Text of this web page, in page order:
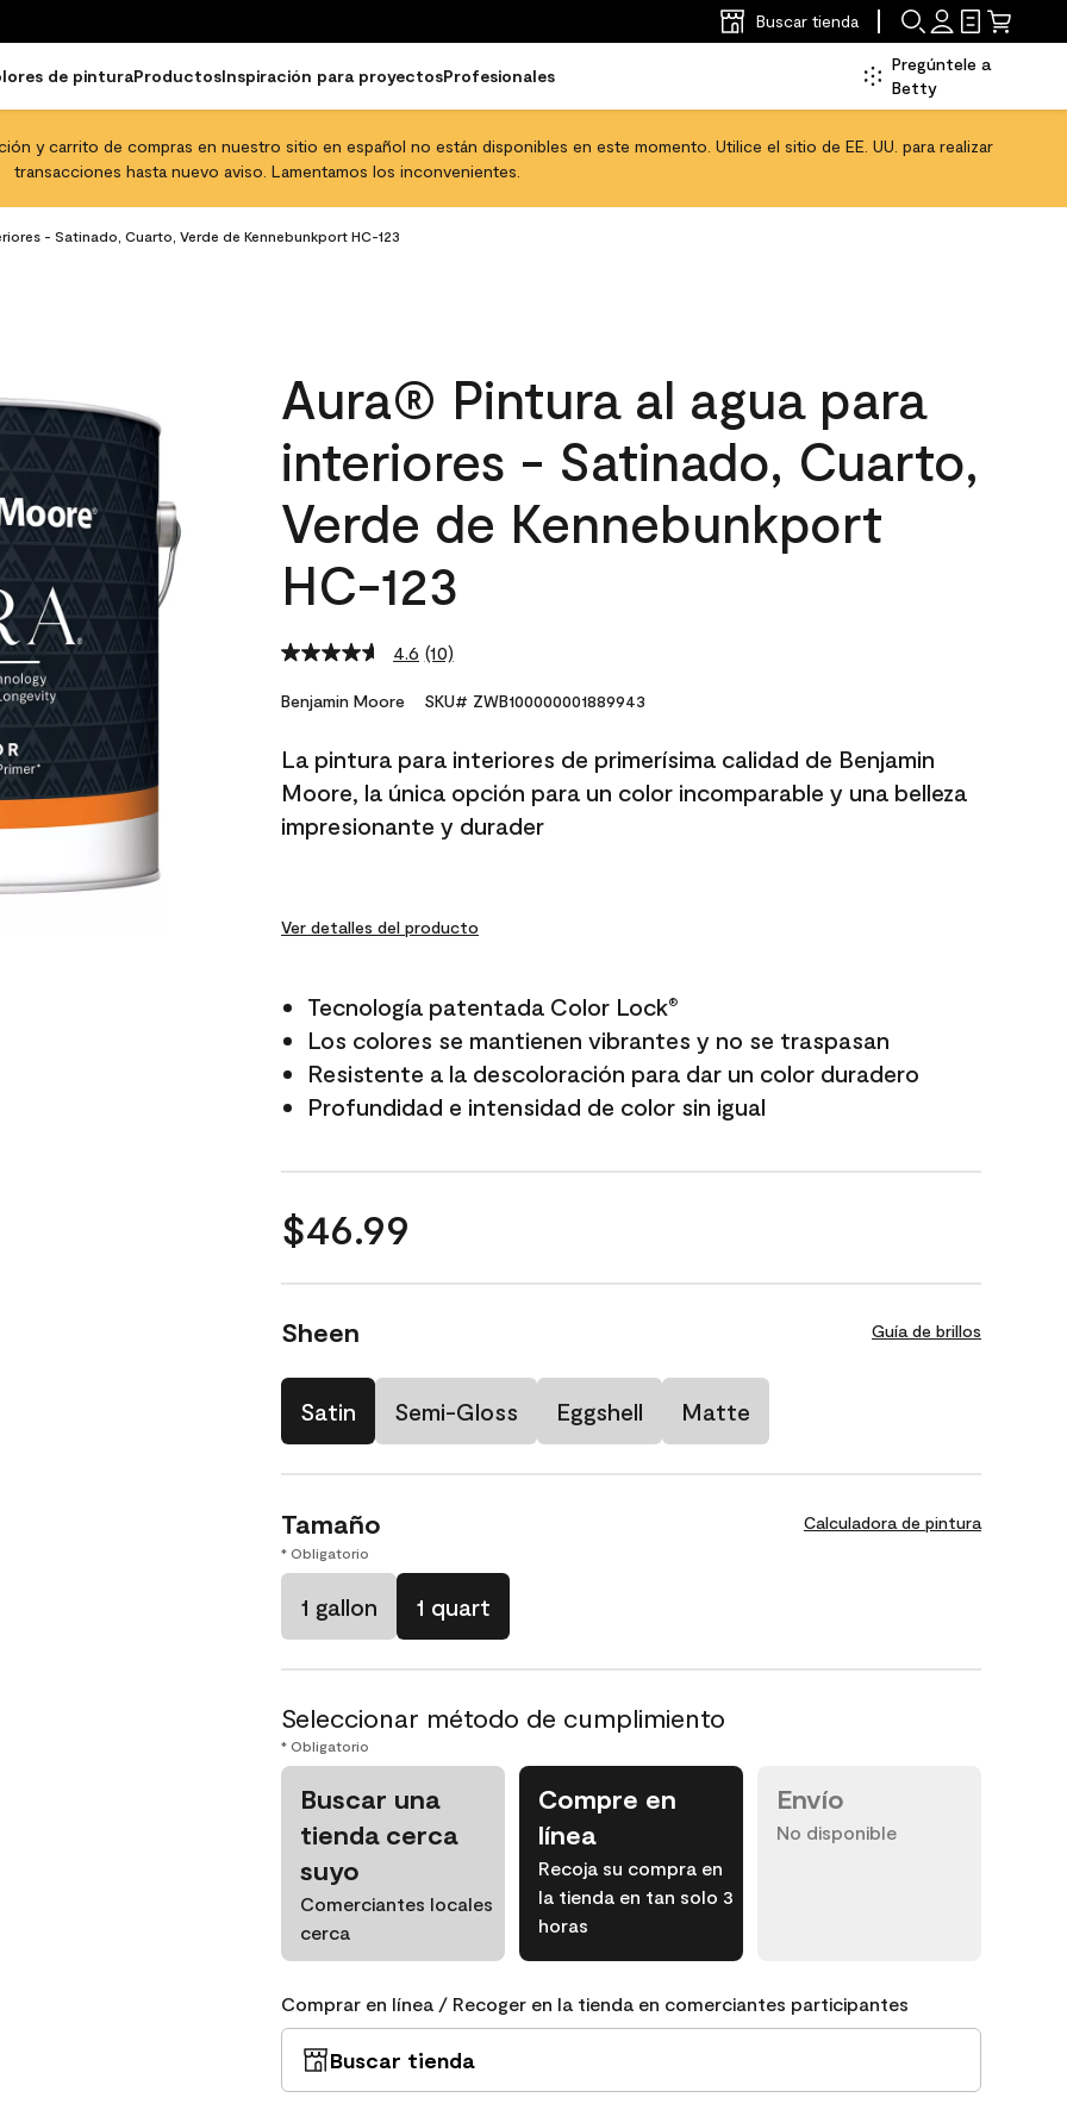
Buscar tienda
de pinturaProductosInspiración para proyectosProfesionales
Pregúntele a
Betty
y carrito de compras en nuestro sitio en español no están disponibles en este momento. Utilice el sitio de EE. UU. para realizar
transacciones hasta nuevo aviso. Lamentamos los inconvenientes.
- Satinado, Cuarto, Verde de Kennebunkport HC-123
Aura® Pintura al agua para
interiores - Satinado, Cuarto,
Verde de Kennebunkport
HC-123
4.6 Read
Reviews.
link.
(10)
Benjamin Moore SKU# ZWB100000001889943
La pintura para interiores de primerísima calidad de Benjamin
Moore, la única opción para un color incomparable y una belleza
impresionante y durader
Ver detalles del producto
Tecnología patentada Color Lock®
Los colores se mantienen vibrantes y no se traspasan
Resistente a la descoloración para dar un color duradero
Profundidad e intensidad de color sin igual
$46.99
Sheen Guía de brillos
Satin Semi-Gloss Eggshell Matte
Tamaño Calculadora de pintura
* Obligatorio
1 gallon 1 quart
Seleccionar método de cumplimiento
* Obligatorio
Buscar una
tienda cerca
suyo
Comerciantes locales
cerca
Compre en
línea
Recoja su compra en
la tienda en tan solo 3
horas
Envío
No disponible
Comprar en línea / Recoger en la tienda en comerciantes participantes
Buscar tienda